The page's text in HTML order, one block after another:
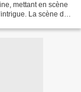
mettant en scène
La scène du